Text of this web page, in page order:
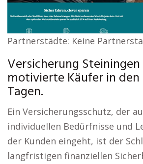
Partnerstädte: Keine
Versicherung
motivierte Käufer in
Tagen.
Ein Versicherungsschutz, der
individuellen Bedürfnisse und
der Kunden eingeht, ist der
langfristigen finanziellen